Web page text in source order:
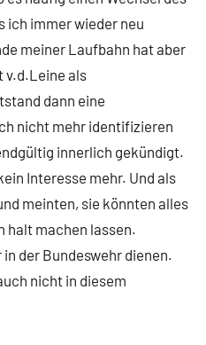
ich immer wieder neu
meiner Laufbahn hat aber
v.d.Leine als
dann eine
nicht mehr identifizieren
innerlich gekündigt.
Interesse mehr. Und als
meinten, sie könnten alles
halt machen lassen.
der Bundeswehr dienen.
nicht in diesem